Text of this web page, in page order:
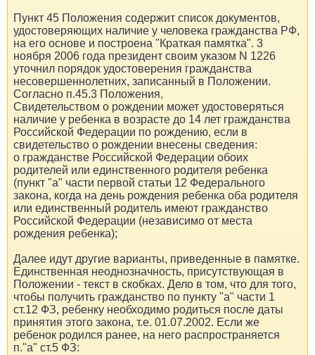
Пункт 45 Положения содержит список документов,
удостоверяющих наличие у человека гражданства РФ,
на его основе и построена "Краткая памятка". 3
ноября 2006 года президент своим указом N 1226
уточнил порядок удостоверения гражданства
несовершеннолетних, записанный в Положении.
Согласно п.45.3 Положения,
Свидетельством о рождении может удостоверяться
наличие у ребенка в возрасте до 14 лет гражданства
Российской Федерации по рождению, если в
свидетельство о рождении внесены сведения:
о гражданстве Российской Федерации обоих
родителей или единственного родителя ребенка
(пункт "а" части первой статьи 12 Федерального
закона, когда на день рождения ребенка оба родителя
или единственный родитель имеют гражданство
Российской Федерации (независимо от места
рождения ребенка);
Далее идут другие варианты, приведенные в памятке.
Единственная неоднозначность, присутствующая в
Положении - текст в скобках. Дело в том, что для того,
чтобы получить гражданство по пункту "а" части 1
ст.12 ФЗ, ребенку необходимо родиться после даты
принятия этого закона, т.е. 01.07.2002. Если же
ребенок родился ранее, на него распространяется
п."а" ст.5 ФЗ: